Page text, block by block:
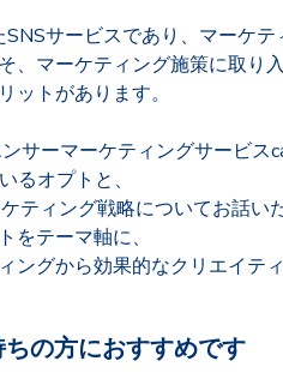
サービスであり、マーケ
、マーケティング施策に取り
ットがあります。
サーマーケティングサービ
るオプトと、
ティング戦略についてお話い
をテーマ軸に、
ングから効果的なクリエイテ
の方におすすめです